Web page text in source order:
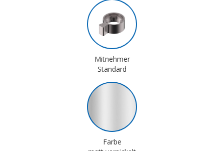
Mitnehmer
Standard
Farbe